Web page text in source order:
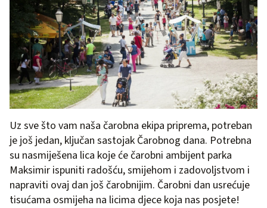
Uz sve što vam naša čarobna ekipa priprema, potreban
je još jedan, ključan sastojak Čarobnog dana. Potrebna
su nasmiješena lica koje će čarobni ambijent parka
Maksimir ispuniti radošću, smijehom i zadovoljstvom i
napraviti ovaj dan još čarobnijim. Čarobni dan usrećuje
tisućama osmijeha na licima djece koja nas posjete!